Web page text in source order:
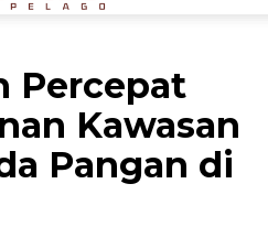
Percepat
Kawasan
Pangan di